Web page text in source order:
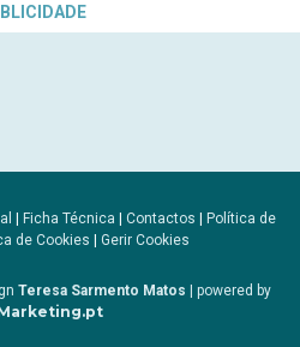
| Ficha Técnica | Contactos | Política de
de Cookies | Gerir Cookies
Teresa Sarmento Matos | powered by